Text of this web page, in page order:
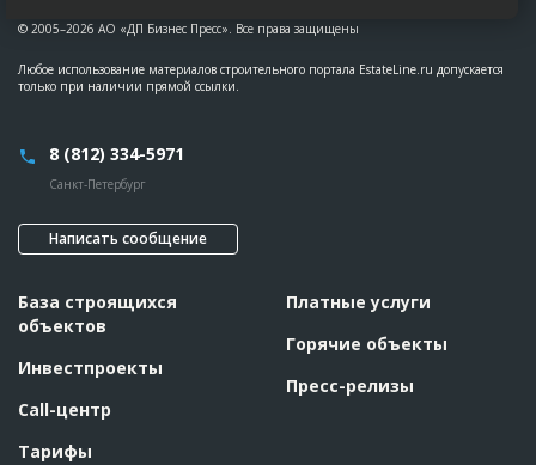
© 2005–2026 АО «ДП Бизнес Пресс». Все права защищены
Любое использование материалов строительного портала EstateLine.ru допускается
только при наличии прямой ссылки.
8 (812) 334-5971
Санкт-Петербург
Написать сообщение
База строящихся
объектов
Инвестпроекты
Call-центр
Тарифы
Платные услуги
Горячие объекты
Пресс-релизы